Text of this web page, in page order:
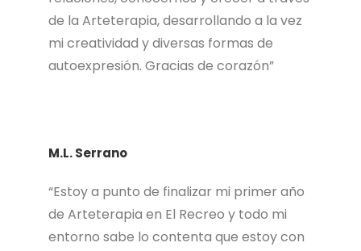
de la Arteterapia, desarrollando a la vez
mi creatividad y diversas formas de
autoexpresión. Gracias de corazón”
M.L. Serrano
“Estoy a punto de finalizar mi primer año
de Arteterapia en El Recreo y todo mi
entorno sabe lo contenta que estoy con